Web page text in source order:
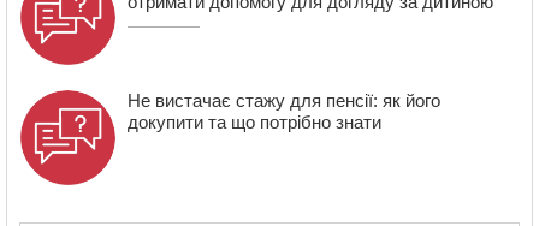
Не вистачає стажу для пенсії: як його
докупити та що потрібно знати